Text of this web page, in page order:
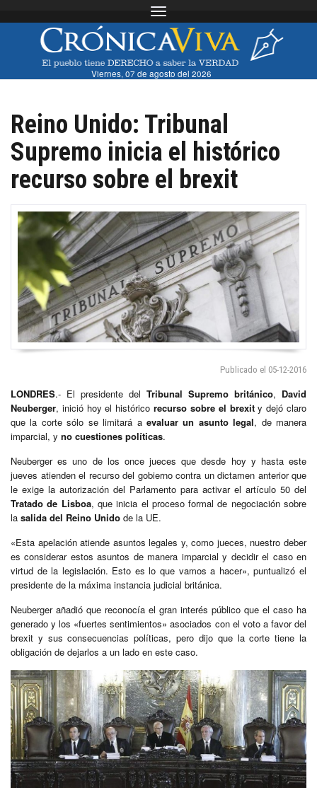
Toggle navigation
Viernes, 07 de agosto del 2026
Reino Unido: Tribunal
Supremo inicia el histórico
recurso sobre el brexit
Publicado el 05-12-2016
LONDRES.- El presidente del Tribunal Supremo británico, David
Neuberger, inició hoy el históricorecurso sobre el brexity dejó claro
que la corte sólo se limitará a evaluar un asunto legal, de manera
imparcial, y no cuestiones políticas.
Neuberger es uno de los once jueces que desde hoy y hasta este
jueves atienden el recurso del gobierno contra un dictamen anterior que
le exige la autorización del Parlamento para activar el artículo 50 del
Tratado de Lisboa, que inicia el proceso formal de negociación sobre
la salida del Reino Unido de la UE.
«Esta apelación atiende asuntos legales y, como jueces, nuestro deber
es considerar estos asuntos de manera imparcial y decidir el caso en
virtud de la legislación. Esto es lo que vamos a hacer», puntualizó el
presidente de la máxima instancia judicial británica.
Neuberger añadió que reconocía el gran interés público que el caso ha
generado y los «fuertes sentimientos» asociados con el voto a favor del
brexit y sus consecuencias políticas, pero dijo que la corte tiene la
obligación de dejarlos a un lado en este caso.